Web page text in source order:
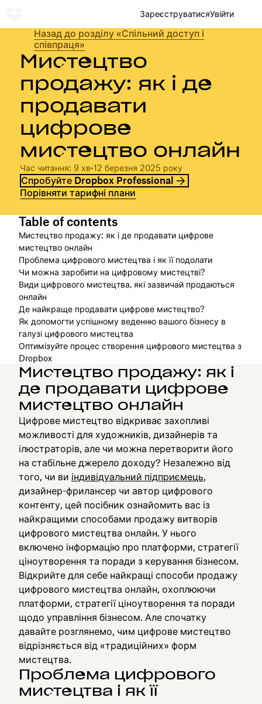
ЗареєструватисяУвійти
Назад до розділу «Спільний доступ і
співпраця»
Мистецтво
продажу: як і де
продавати
цифрове
мистецтво онлайн
Час читання: 9 хв•12 березня 2025 року
Спробуйте Dropbox Professional
Порівняти тарифні плани
Table of contents
Мистецтво продажу: як і де продавати цифрове
мистецтво онлайн
Проблема цифрового мистецтва і як її подолати
Чи можна заробити на цифровому мистецтві?
Види цифрового мистецтва, які зазвичай продаються
онлайн
Де найкраще продавати цифрове мистецтво?
Як допомогти успішному веденню вашого бізнесу в
галузі цифрового мистецтва
Оптимізуйте процес створення цифрового мистецтва з
Dropbox
Мистецтво продажу: як і
де продавати цифрове
мистецтво онлайн
Цифрове мистецтво відкриває захопливі
можливості для художників, дизайнерів та
ілюстраторів, але чи можна перетворити його
на стабільне джерело доходу? Незалежно від
того, чи ви індивідуальний підприємець,
дизайнер-фрилансер чи автор цифрового
контенту, цей посібник ознайомить вас із
найкращими способами продажу витворів
цифрового мистецтва онлайн. У нього
включено інформацію про платформи, стратегії
ціноутворення та поради з керування бізнесом.
Відкрийте для себе найкращі способи продажу
цифрового мистецтва онлайн, охоплюючи
платформи, стратегії ціноутворення та поради
щодо управління бізнесом. Але спочатку
давайте розглянемо, чим цифрове мистецтво
відрізняється від «традиційних» форм
мистецтва.
Проблема цифрового
мистецтва і як її